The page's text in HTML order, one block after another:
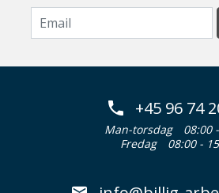
+45 96 74
Man-torsdag
08:00
Fredag
08:00 -